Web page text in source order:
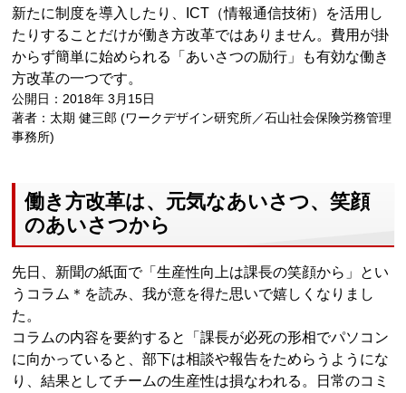
新たに制度を導入したり、ICT（情報通信技術）を活用し
たりすることだけが働き方改革ではありません。費用が掛
からず簡単に始められる「あいさつの励行」も有効な働き
方改革の一つです。
公開日：2018年 3月15日
著者：太期 健三郎 (ワークデザイン研究所／石山社会保険労務管理
事務所)
働き方改革は、元気なあいさつ、笑顔
のあいさつから
先日、新聞の紙面で「生産性向上は課長の笑顔から」とい
うコラム＊を読み、我が意を得た思いで嬉しくなりまし
た。
コラムの内容を要約すると「課長が必死の形相でパソコン
に向かっていると、部下は相談や報告をためらうようにな
り、結果としてチームの生産性は損なわれる。日常のコミ